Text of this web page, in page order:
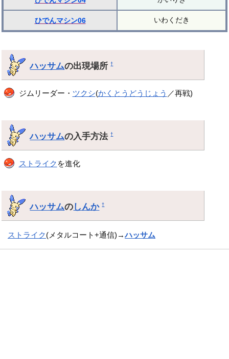
ひでんマシン06 いわくだき
ハッサムの出現場所†
ジムリーダー・ ツクシ(かくとうどうじょう ／再戦)
ハッサムの入手方法†
ストライク を進化
ハッサムのしんか †
ストライク(メタルコート+通信)→ハッサム